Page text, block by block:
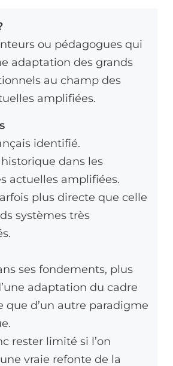
ou pédagogues qui
adaptation des grands
au champ des
amplifiées.
identifié.
dans les
actuelles amplifiées.
plus directe que celle
systèmes très
ses fondements, plus
adaptation du cadre
que d’un autre paradigme
rester limité si l’on
vraie refonte de la